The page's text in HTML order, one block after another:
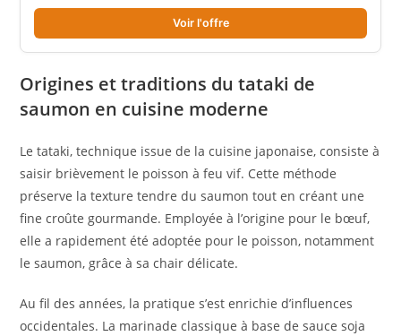
Voir l'offre
Origines et traditions du tataki de
saumon en cuisine moderne
Le tataki, technique issue de la cuisine japonaise, consiste à
saisir brièvement le poisson à feu vif. Cette méthode
préserve la texture tendre du saumon tout en créant une
fine croûte gourmande. Employée à l’origine pour le bœuf,
elle a rapidement été adoptée pour le poisson, notamment
le saumon, grâce à sa chair délicate.
Au fil des années, la pratique s’est enrichie d’influences
occidentales. La marinade classique à base de sauce soja